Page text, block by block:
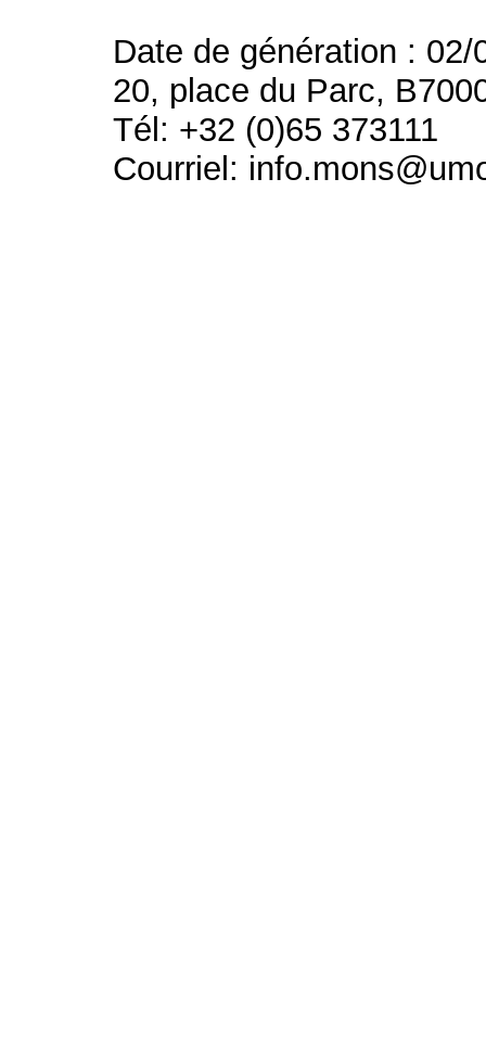
Date de génération : 02/
20, place du Parc,
Tél: +32 (0)65 373111
Courriel: